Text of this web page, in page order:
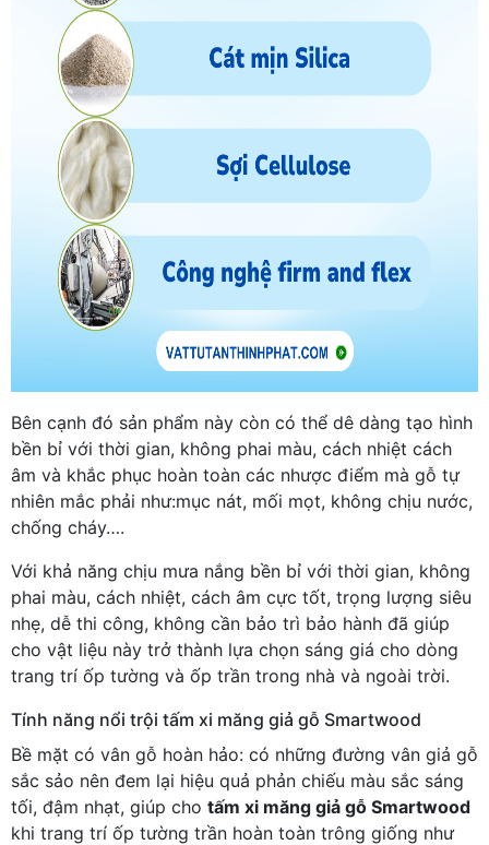
Bên cạnh đó sản phẩm này còn có thể dê dàng tạo hình
bền bỉ với thời gian, không phai màu, cách nhiệt cách
âm và khắc phục hoàn toàn các nhược điểm mà gỗ tự
nhiên mắc phải như:mục nát, mối mọt, không chịu nước,
chống cháy….
Với khả năng chịu mưa nắng bền bỉ với thời gian, không
phai màu, cách nhiệt, cách âm cực tốt, trọng lượng siêu
nhẹ, dễ thi công, không cần bảo trì bảo hành đã giúp
cho vật liệu này trở thành lựa chọn sáng giá cho dòng
trang trí ốp tường và ốp trần trong nhà và ngoài trời.
Tính năng nổi trội tấm xi măng giả gỗ Smartwood
Bề mặt có vân gỗ hoàn hảo: có những đường vân giả gỗ
sắc sảo nên đem lại hiệu quả phản chiếu màu sắc sáng
tối, đậm nhạt, giúp cho tấm xi măng giả gỗ Smartwood
khi trang trí ốp tường trần hoàn toàn trông giống như